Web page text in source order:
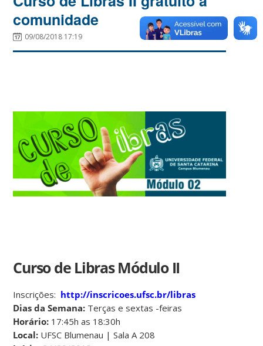
comunidade
09/08/2018 17:19
Curso de Libras Módulo II
Inscrições: http://inscricoes.ufsc.br/libras
Dias da Semana: Terças e sextas -feiras
Horário: 17:45h as 18:30h
Local: UFSC Blumenau | Sala A 208